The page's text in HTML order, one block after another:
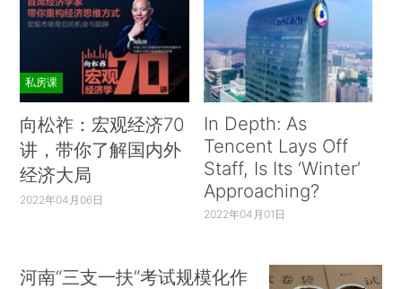
私房课
向松祚：宏观经济70
讲，带你了解国内外
经济大局
2022年04月06日
In Depth: As
Tencent Lays Off
Staff, Is Its ‘Winter’
Approaching?
2022年04月01日
河南“三支一扶”考试规模化作